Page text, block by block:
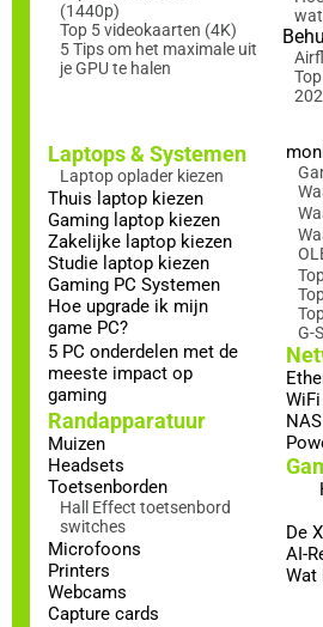
(1440p)
Top 5 videokaarten (4K)
5 Tips om het maximale uit
je GPU te halen
Laptops & Systemen
Laptop oplader kiezen
Thuis laptop kiezen
Gaming laptop kiezen
Zakelijke laptop kiezen
Studie laptop kiezen
Gaming PC Systemen
Hoe upgrade ik mijn
game PC?
5 PC onderdelen met de
meeste impact op
gaming
Randapparatuur
Muizen
Headsets
Toetsenborden
Hall Effect toetsenbord
switches
Microfoons
Printers
Webcams
Capture cards
G-
De
AI-
Wat